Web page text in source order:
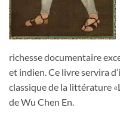
richesse documentaire
et indien. Ce livre servira
classique de la littérature
de Wu Chen En.